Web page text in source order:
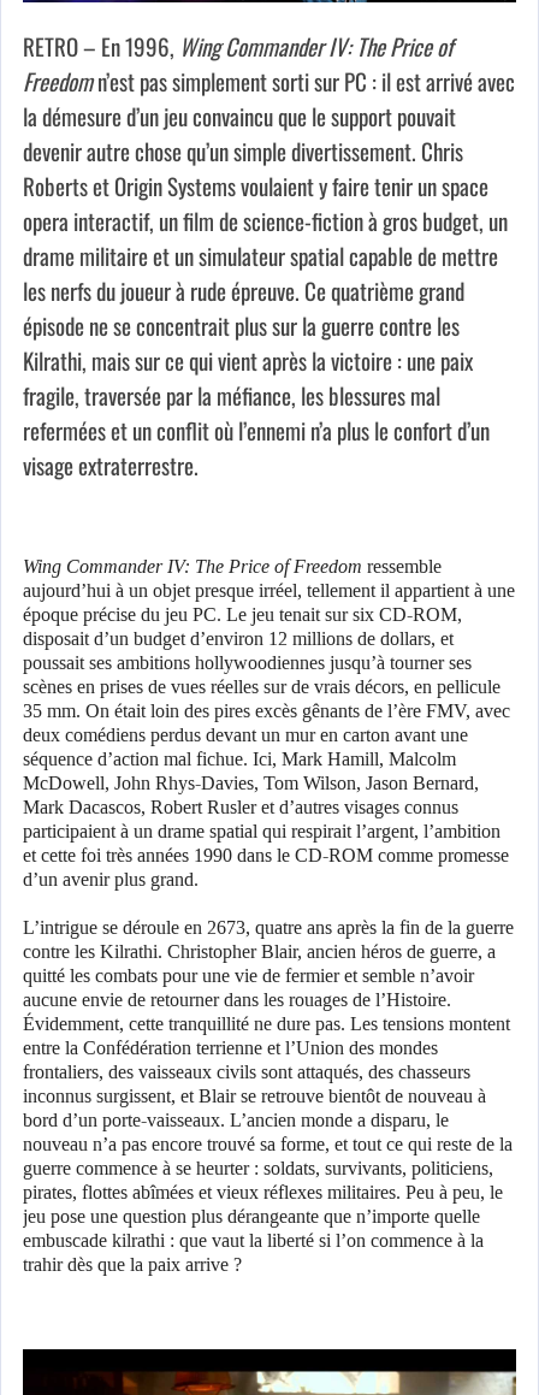
RETRO – En 1996, Wing Commander IV: The Price of
Freedomn’est pas simplement sorti sur PC : il est arrivé avec
la démesure d’un jeu convaincu que le support pouvait
devenir autre chose qu’un simple divertissement. Chris
Roberts et Origin Systems voulaient y faire tenir un space
opera interactif, un film de science-fiction à gros budget, un
drame militaire et un simulateur spatial capable de mettre
les nerfs du joueur à rude épreuve. Ce quatrième grand
épisode ne se concentrait plus sur la guerre contre les
Kilrathi, mais sur ce qui vient après la victoire : une paix
fragile, traversée par la méfiance, les blessures mal
refermées et un conflit où l’ennemi n’a plus le confort d’un
visage extraterrestre.
Wing Commander IV: The Price of Freedom ressemble
aujourd’hui à un objet presque irréel, tellement il appartient à une
époque précise du jeu PC. Le jeu tenait sur six CD-ROM,
disposait d’un budget d’environ 12 millions de dollars, et
poussait ses ambitions hollywoodiennes jusqu’à tourner ses
scènes en prises de vues réelles sur de vrais décors, en pellicule
35 mm. On était loin des pires excès gênants de l’ère FMV, avec
deux comédiens perdus devant un mur en carton avant une
séquence d’action mal fichue. Ici, Mark Hamill, Malcolm
McDowell, John Rhys-Davies, Tom Wilson, Jason Bernard,
Mark Dacascos, Robert Rusler et d’autres visages connus
participaient à un drame spatial qui respirait l’argent, l’ambition
et cette foi très années 1990 dans le CD-ROM comme promesse
d’un avenir plus grand.
L’intrigue se déroule en 2673, quatre ans après la fin de la guerre
contre les Kilrathi. Christopher Blair, ancien héros de guerre, a
quitté les combats pour une vie de fermier et semble n’avoir
aucune envie de retourner dans les rouages de l’Histoire.
Évidemment, cette tranquillité ne dure pas. Les tensions montent
entre la Confédération terrienne et l’Union des mondes
frontaliers, des vaisseaux civils sont attaqués, des chasseurs
inconnus surgissent, et Blair se retrouve bientôt de nouveau à
bord d’un porte-vaisseaux. L’ancien monde a disparu, le
nouveau n’a pas encore trouvé sa forme, et tout ce qui reste de la
guerre commence à se heurter : soldats, survivants, politiciens,
pirates, flottes abîmées et vieux réflexes militaires. Peu à peu, le
jeu pose une question plus dérangeante que n’importe quelle
embuscade kilrathi : que vaut la liberté si l’on commence à la
trahir dès que la paix arrive ?